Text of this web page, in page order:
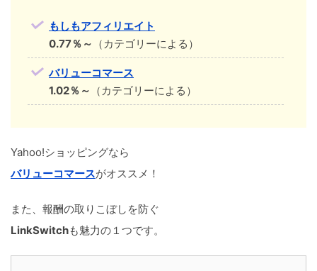
もしもアフィリエイト
0.77％～ （カテゴリーによる）
バリューコマース
1.02％～ （カテゴリーによる）
Yahoo!ショッピングなら
バリューコマースがオススメ！
また、報酬の取りこぼしを防ぐ
LinkSwitchも魅力の１つです。